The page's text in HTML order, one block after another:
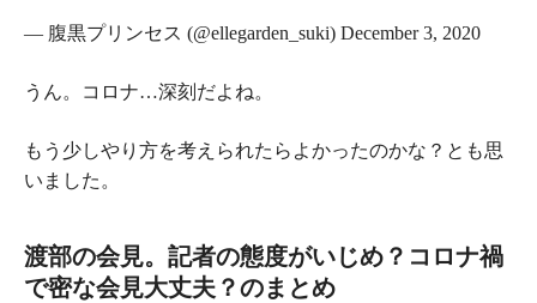
— 腹黒プリンセス (@ellegarden_suki) December 3, 2020
うん。コロナ…深刻だよね。
もう少しやり方を考えられたらよかったのかな？とも思
いました。
渡部の会見。記者の態度がいじめ？コロナ禍
で密な会見大丈夫？のまとめ